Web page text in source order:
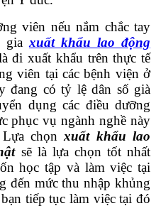
viên nếu nắm chắc tay
giaxuất khẩu lao động
đi xuất khẩu trên thực tế
viên tại các bệnh viện ở
đang có tỷ lệ dân số già
dụng các điều dưỡng
phục vụ ngành nghề này
Lựa chọnxuất khẩu lao
sẽ là lựa chọn tốt nhất
học tập và làm việc tại
đến mức thu nhập khủng
tiếp tục làm việc tại đó